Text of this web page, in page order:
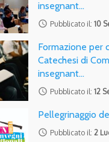
insegnant…
access_time Pubblicato il:10
Formazione per
Catechesi di
insegnant…
access_time Pubblicato il:12
Pellegrinaggio
access_time Pubblicato il: 2